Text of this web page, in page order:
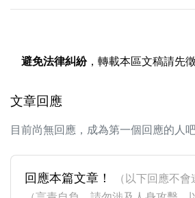
避免法律糾紛，轉載本區文稿請先
文章回應
目前尚無回應，成為第一個回應的人吧
回應本篇文章！
（以下回應不